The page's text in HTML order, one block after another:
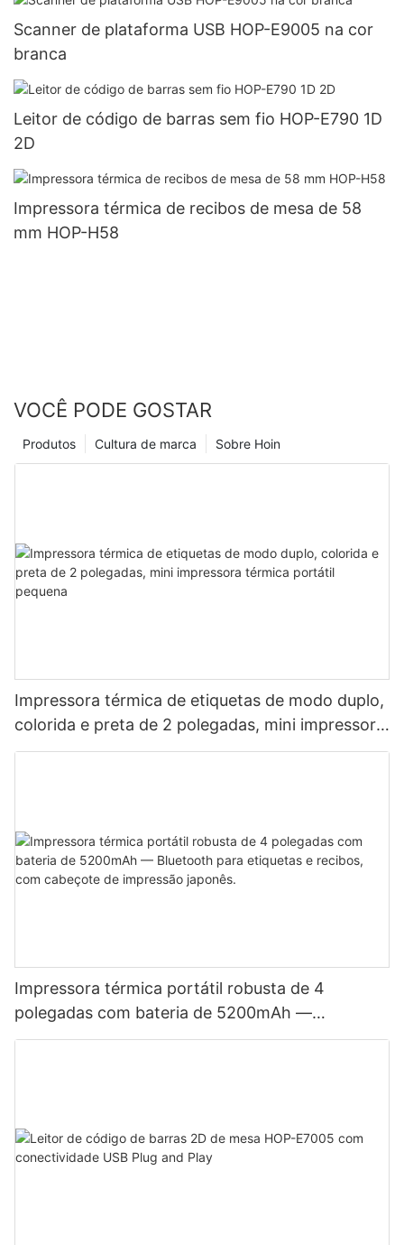
Scanner de plataforma USB HOP-E9005 na cor
branca
Leitor de código de barras sem fio HOP-E790 1D
2D
Impressora térmica de recibos de mesa de 58
mm HOP-H58
VOCÊ PODE GOSTAR
Sobre Hoin
Cultura de marca
Produtos
Impressora térmica de etiquetas de modo duplo,
colorida e preta de 2 polegadas, mini impressora
térmica portátil pequena
Impressora térmica portátil robusta de 4
polegadas com bateria de 5200mAh —
Bluetooth para etiquetas e recibos, com